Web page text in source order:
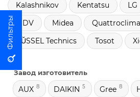
Kalashnikov
Kentatsu LG
MDV
Midea Quattroclima
RŬSSEL Technics
Tosot
Завод изготовитель
AUX 8 DAIKIN 5 Gree 8